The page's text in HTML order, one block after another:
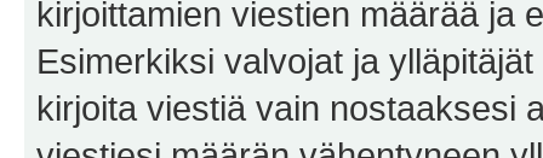
kirjoittamien viestien määrää ja
Esimerkiksi valvojat ja
kirjoita viestiä vain nostaaksesi